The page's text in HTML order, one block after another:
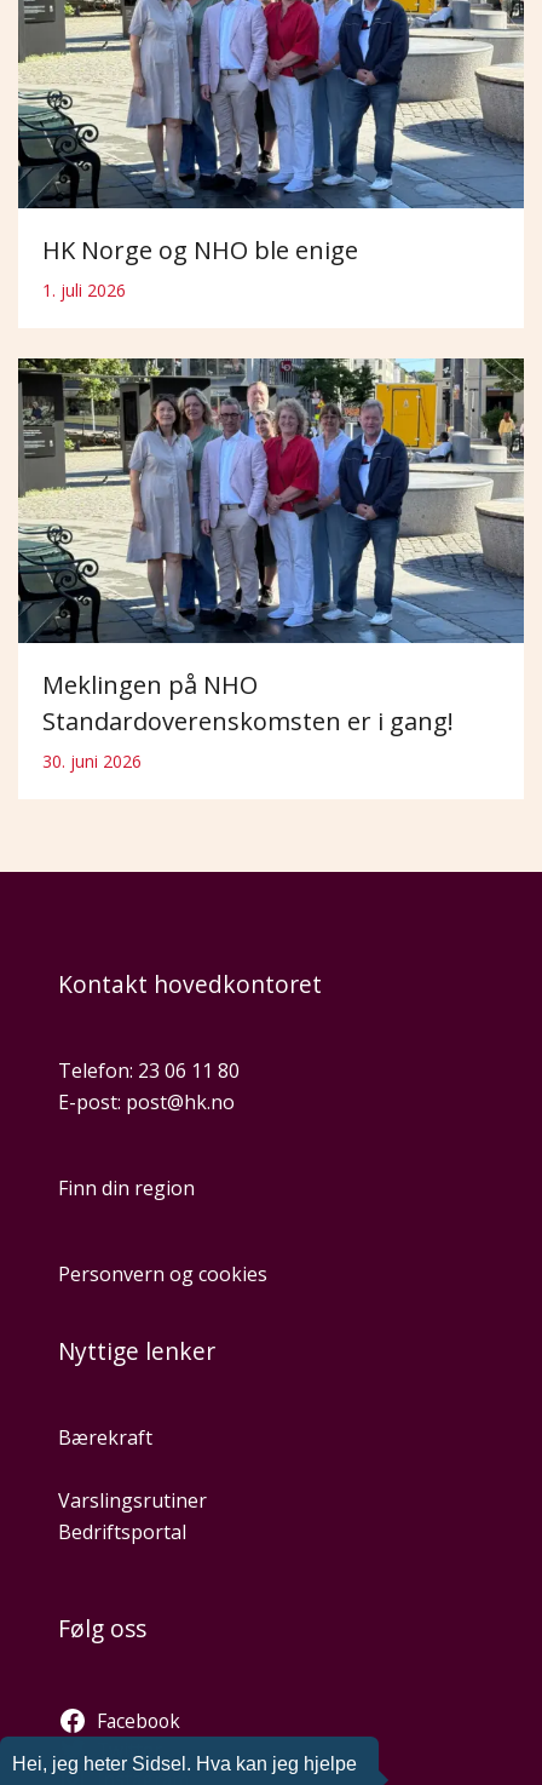
HK Norge og NHO ble enige
1. juli 2026
Meklingen på NHO
Standardoverenskomsten er i gang!
30. juni 2026
Kontakt hovedkontoret
Telefon: 23 06 11 80
E-post: post@hk.no
Finn din region
Personvern og cookies
Nyttige lenker
Bærekraft
Varslingsrutiner
Bedriftsportal
Følg oss
Facebook
Twitter
Instagram
Hei, jeg heter Sidsel. Hva kan jeg hjelpe